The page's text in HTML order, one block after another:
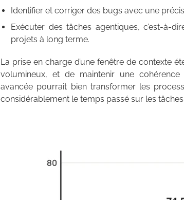
Identifier et corriger des bugs avec une
Exécuter des tâches agentiques, c’est-à-
projets à long terme.
La prise en charge d’une fenêtre de contexte
volumineux, et de maintenir une cohérence
avancée pourrait bien transformer les
considérablement le temps passé sur les